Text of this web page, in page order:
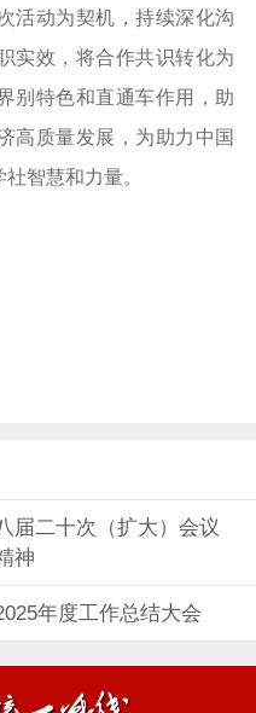
活动为契机，持续深化沟
实效，将合作共识转化为
别特色和直通车作用，助
高质量发展，为助力中国
智慧和力量。
届二十次（扩大）会议
神
年度工作总结大会